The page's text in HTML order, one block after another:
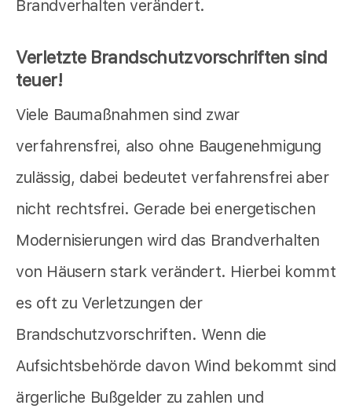
Brandverhalten verändert.
Verletzte Brandschutzvorschriften sind
teuer!
Viele Baumaßnahmen sind zwar
verfahrensfrei, also ohne Baugenehmigung
zulässig, dabei bedeutet verfahrensfrei aber
nicht rechtsfrei. Gerade bei energetischen
Modernisierungen wird das Brandverhalten
von Häusern stark verändert. Hierbei kommt
es oft zu Verletzungen der
Brandschutzvorschriften. Wenn die
Aufsichtsbehörde davon Wind bekommt sind
ärgerliche Bußgelder zu zahlen und